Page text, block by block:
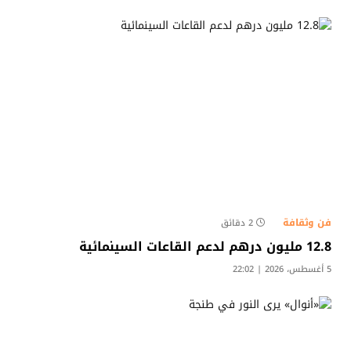
فن وثقافة 2 دقائق
12.8 مليون درهم لدعم القاعات السينمائية
5 أغسطس، 2026 | 22:02